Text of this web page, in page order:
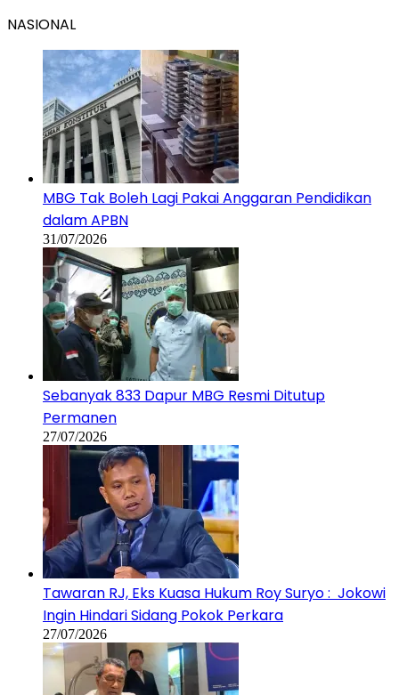
NASIONAL
MBG Tak Boleh Lagi Pakai Anggaran Pendidikan
dalam APBN
31/07/2026
Sebanyak 833 Dapur MBG Resmi Ditutup
Permanen
27/07/2026
Tawaran RJ, Eks Kuasa Hukum Roy Suryo : Jokowi
Ingin Hindari Sidang Pokok Perkara
27/07/2026